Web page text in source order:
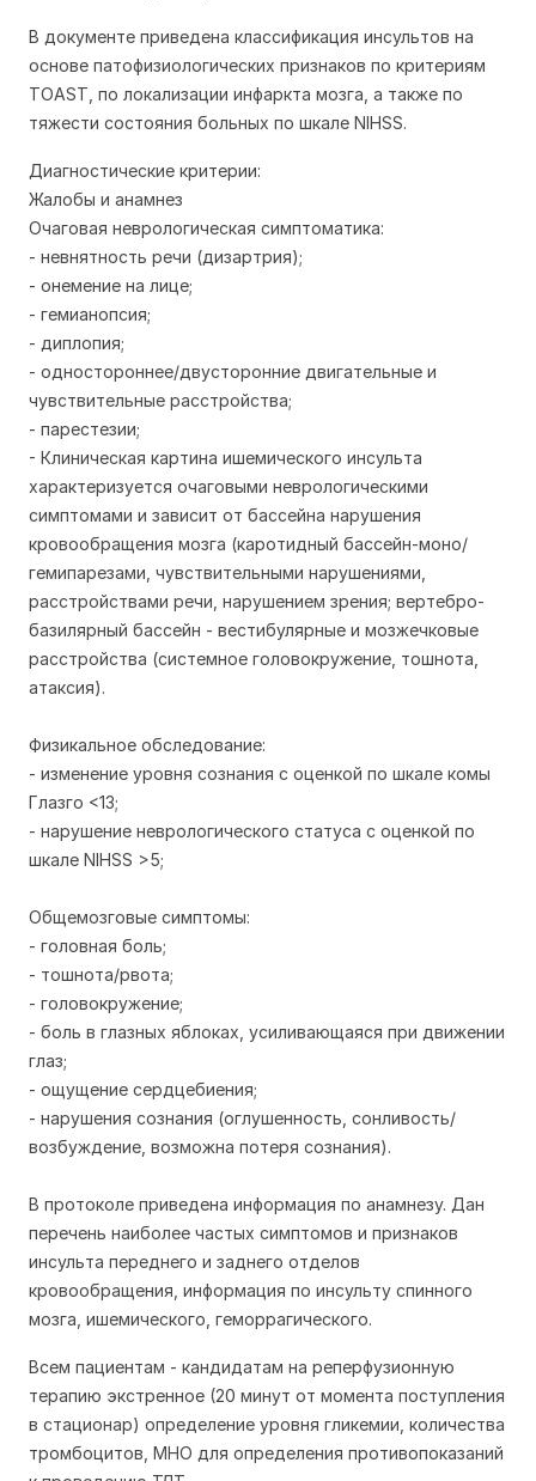
В документе приведена классификация инсультов на
основе патофизиологических признаков по критериям
TOAST, по локализации инфаркта мозга, а также по
тяжести состояния больных по шкале NIHSS.
Диагностические критерии:
Жалобы и анамнез
Очаговая неврологическая симптоматика:
- невнятность речи (дизартрия);
- онемение на лице;
- гемианопсия;
- диплопия;
- одностороннее/двусторонние двигательные и
чувствительные расстройства;
- парестезии;
- Клиническая картина ишемического инсульта
характеризуется очаговыми неврологическими
симптомами и зависит от бассейна нарушения
кровообращения мозга (каротидный бассейн-моно/
гемипарезами, чувствительными нарушениями,
расстройствами речи, нарушением зрения; вертебро-
базилярный бассейн - вестибулярные и мозжечковые
расстройства (системное головокружение, тошнота,
атаксия).
Физикальное обследование:
- изменение уровня сознания с оценкой по шкале комы
Глазго <13;
- нарушение неврологического статуса с оценкой по
шкале NIHSS >5;
Общемозговые симптомы:
- головная боль;
- тошнота/рвота;
- головокружение;
- боль в глазных яблоках, усиливающаяся при движении
глаз;
- ощущение сердцебиения;
- нарушения сознания (оглушенность, сонливость/
возбуждение, возможна потеря сознания).
В протоколе приведена информация по анамнезу. Дан
перечень наиболее частых симптомов и признаков
инсульта переднего и заднего отделов
кровообращения, информация по инсульту спинного
мозга, ишемического, геморрагического.
Всем пациентам - кандидатам на реперфузионную
терапию экстренное (20 минут от момента поступления
в стационар) определение уровня гликемии, количества
тромбоцитов, МНО для определения противопоказаний